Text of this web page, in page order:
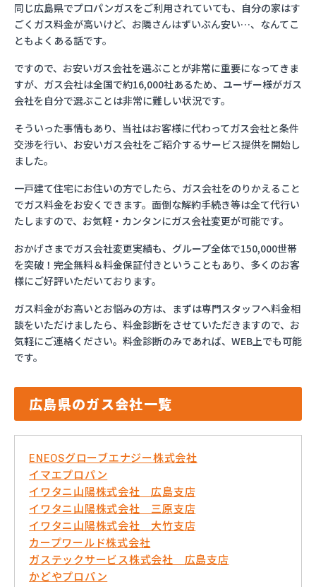
同じ広島県でプロパンガスをご利用されていても、自分の家はす
ごくガス料金が高いけど、お隣さんはずいぶん安い…、なんてこ
ともよくある話です。
ですので、お安いガス会社を選ぶことが非常に重要になってきま
すが、ガス会社は全国で約16,000社あるため、ユーザー様がガス
会社を自分で選ぶことは非常に難しい状況です。
そういった事情もあり、当社はお客様に代わってガス会社と条件
交渉を行い、お安いガス会社をご紹介するサービス提供を開始し
ました。
一戸建て住宅にお住いの方でしたら、ガス会社をのりかえること
でガス料金をお安くできます。面倒な解約手続き等は全て代行い
たしますので、お気軽・カンタンにガス会社変更が可能です。
おかげさまでガス会社変更実績も、グループ全体で150,000世帯
を突破！完全無料＆料金保証付きということもあり、多くのお客
様にご好評いただいております。
ガス料金がお高いとお悩みの方は、まずは専門スタッフへ料金相
談をいただけましたら、料金診断をさせていただきますので、お
気軽にご連絡ください。料金診断のみであれば、WEB上でも可能
です。
広島県のガス会社一覧
ENEOSグローブエナジー株式会社
イマエプロパン
イワタニ山陽株式会社 広島支店
イワタニ山陽株式会社 三原支店
イワタニ山陽株式会社 大竹支店
カープワールド株式会社
ガステックサービス株式会社 広島支店
かどやプロパン